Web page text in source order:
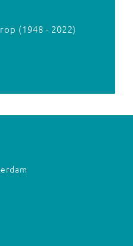
(1948 - 2022)